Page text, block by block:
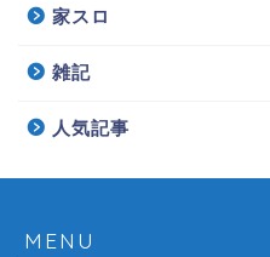
家スロ
雑記
人気記事
MENU